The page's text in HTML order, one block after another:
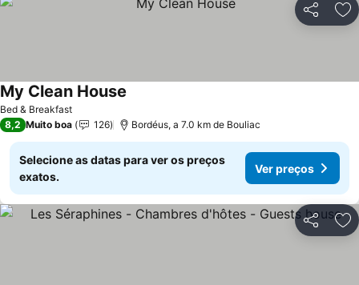
Partilhar
Bed & Breakfast
My Clean House
8,2 Muito boa 126 Bordéus, a 7.0 km de Bouliac
Selecione as datas para ver os preços
exatos.
Ver preços
Partilhar